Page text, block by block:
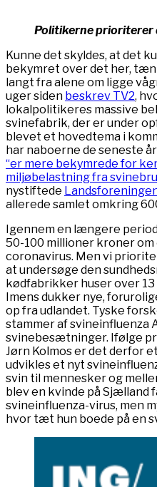
Politikerne prioriterer
Kunne det skyldes, at det
bekymret over det her,
langt fra alene om ligge
uger siden beskrev TV2,
lokalpolitikeres massive
svinefabrik, der er under
blevet et hovedtema i
har naboerne de seneste
“er mere bekymrede for
miljøbelastning fra
nystiftede
allerede samlet omkring
Igennem en længere
50-100 millioner kroner
coronavirus. Men vi
at undersøge den
kødfabrikker huser over 13
Imens dukker nye,
op fra udlandet. Tyske
stammer af svineinfluenza
svinebesætninger. Ifølge
Jørn Kolmos er det derfor
udvikles et nyt
svin til mennesker og
blev en kvinde på Sjælland
svineinfluenza-virus, men
hvor tæt hun boede på en